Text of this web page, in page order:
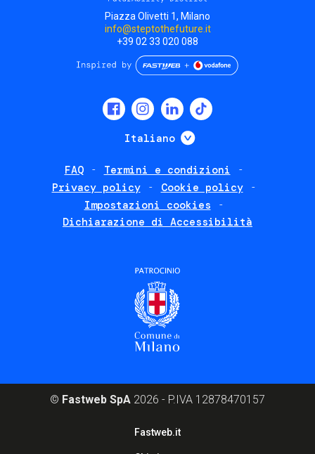
Piazza Olivetti 1, Milano
info@steptothefuture.it
+39 02 33 020 088
Italiano Mostra ulteriori
FAQ
Termini e condizioni
Privacy policy
Cookie policy
Impostazioni cookies
Dichiarazione di Accessibilità
© Fastweb SpA 2026 - P.IVA 12878470157
Fastweb.it